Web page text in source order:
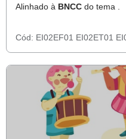
Alinhado à BNCC do tema .
Cód: EI02EF01 EI02ET01